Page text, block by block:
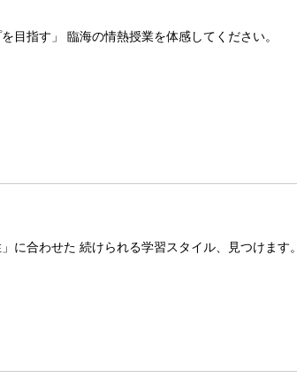
目指す」 臨海の情熱授業を体感してください。
に合わせた 続けられる学習スタイル、見つけます。